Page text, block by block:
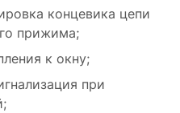
концевика цепи
прижима;
к окну;
при